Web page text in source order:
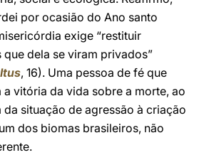
por ocasião do Ano santo
exige “restituir
dela se viram privados”
, 16). Uma pessoa de fé que
a vitória da vida sobre a morte, ao
situação de agressão à criação
dos biomas brasileiros, não